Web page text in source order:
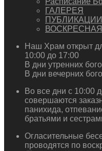
ГАЛЕРЕЯ
ПУБЛИКАЦИИ
Наш Храм открыт
10:00 до 17:00
В дни утренних
В дни вечерних
Во все дни с 10:00
совершаются
панихида,
братьями и
Огласительные
проводятся по